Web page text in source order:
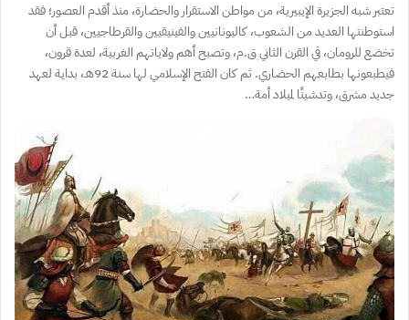
تعتبر شبه الجزيرة الإيبيرية، من مواطن الاستقرار والحضارة، منذ أقدم العصور؛ فقد
استوطنتها العديد من الشعوب، كاليونانيين والفينيقيين والقرطاجيين، قبل أن
تخضع للرومان، في القرن الثاني ق.م، وتصبح أهم ولاياتهم الغربية، لعدة قرون،
فيطبعونها بطابعهم الحضاري. ثم كان الفتح الإسلامي لها سنة 92هـ، بداية لعهد
جديد مشرق، وتدشينًا لميلاد أمة…